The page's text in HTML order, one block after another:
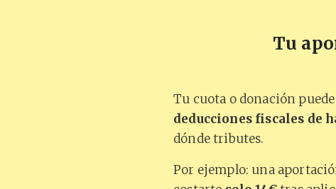
Tu
Tu cuota o donación
deducciones fiscales de
dónde tributes.
Por ejemplo: una